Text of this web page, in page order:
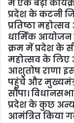
में एक बड़ा
प्रदेश के कटनी
प्रतिष्ठा
धार्मिक आयोजन
क्रम में प्रदेश के
महोत्सव के लिए
आशुतोष राणा
पहुंचे और
सौंपा।
प्रदेश के कुछ
आमंत्रित किया